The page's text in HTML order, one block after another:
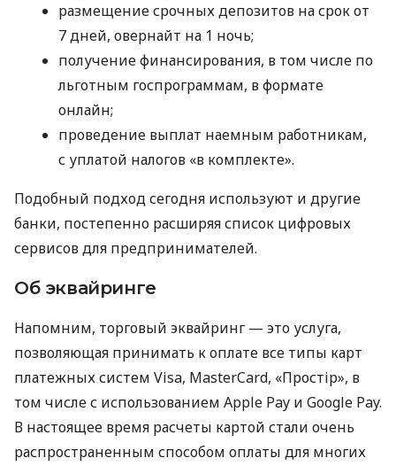
размещение срочных депозитов на срок от
7 дней, овернайт на 1 ночь;
получение финансирования, в том числе по
льготным госпрограммам, в формате
онлайн;
проведение выплат наемным работникам,
с уплатой налогов «в комплекте».
Подобный подход сегодня используют и другие
банки, постепенно расширяя список цифровых
сервисов для предпринимателей.
Об эквайринге
Напомним, торговый эквайринг — это услуга,
позволяющая принимать к оплате все типы карт
платежных систем Visa, MasterCard, «Простір», в
том числе с использованием Apple Pay и Google Pay.
В настоящее время расчеты картой стали очень
распространенным способом оплаты для многих